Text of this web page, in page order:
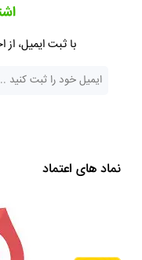
با ثبت ایمیل،
نماد های اعتماد